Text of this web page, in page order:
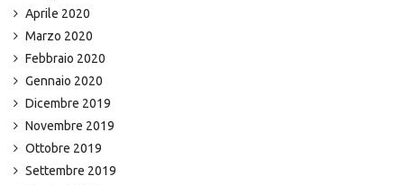
Aprile 2020
Marzo 2020
Febbraio 2020
Gennaio 2020
Dicembre 2019
Novembre 2019
Ottobre 2019
Settembre 2019